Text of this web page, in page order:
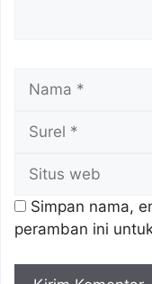
Nama
Simpan nama,
peramban ini